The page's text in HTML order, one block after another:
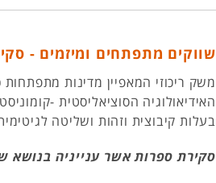
שווקים מתפתחים ומיזמים -
משק ריכוזי המאפיין מדינות
האידיאולוגיה הסוציאליסטית -
בעלות קיבוצית וזהות ושליטה
סקירת ספרות אשר ענייניה